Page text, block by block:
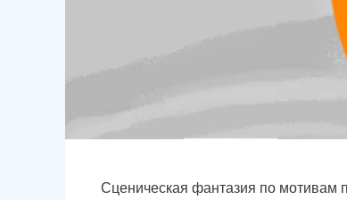
Сценическая фантазия по мотивам